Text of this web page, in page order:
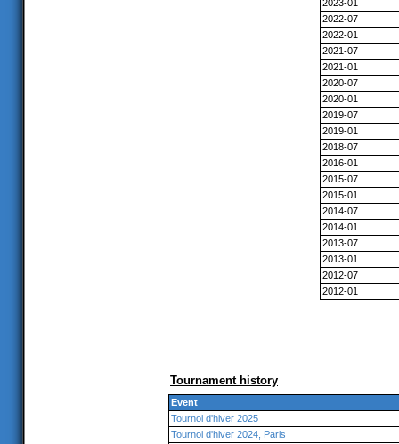
2023-01
2022-07
2022-01
2021-07
2021-01
2020-07
2020-01
2019-07
2019-01
2018-07
2016-01
2015-07
2015-01
2014-07
2014-01
2013-07
2013-01
2012-07
2012-01
Tournament history
Event
Tournoi d'hiver 2025
Tournoi d'hiver 2024, Paris